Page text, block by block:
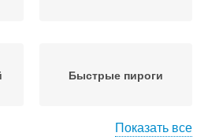
Быстрые пироги
Показать все